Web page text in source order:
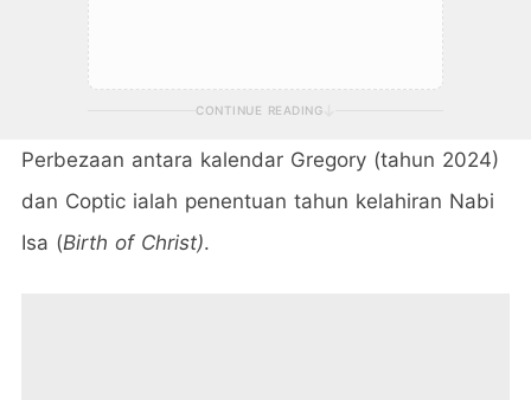
CONTINUE READING
Perbezaan antara kalendar Gregory (tahun 2024)
dan Coptic ialah penentuan tahun kelahiran Nabi
Isa (Birth of Christ).